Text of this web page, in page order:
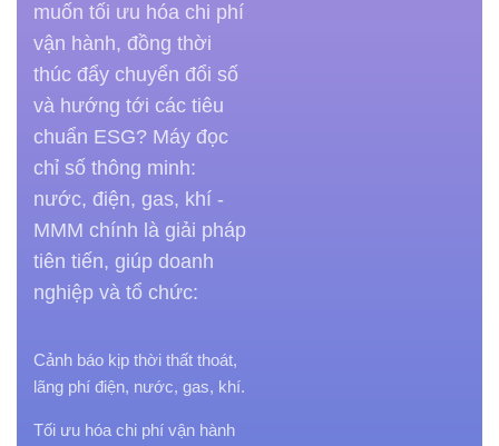
muốn tối ưu hóa chi phí
vận hành, đồng thời
thúc đẩy chuyển đổi số
và hướng tới các tiêu
chuẩn ESG? Máy đọc
chỉ số thông minh:
nước, điện, gas, khí -
MMM chính là giải pháp
tiên tiến, giúp doanh
nghiệp và tổ chức:
Cảnh báo kịp thời thất thoát,
lãng phí điện, nước, gas, khí.
Tối ưu hóa chi phí vận hành